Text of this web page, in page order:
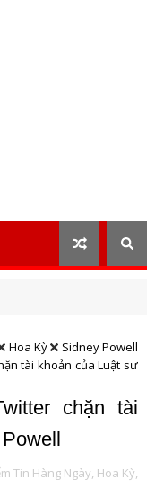
Hoa Kỳ
Sidney Powell
tài khoản của Luật sư
chặn tài
Tin Hàng Ngày, Hoa Kỳ,